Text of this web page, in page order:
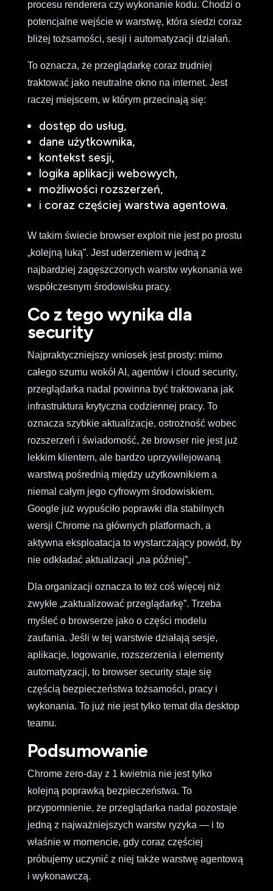
procesu renderera czy wykonanie kodu. Chodzi o
potencjalne wejście w warstwę, która siedzi coraz
bliżej tożsamości, sesji i automatyzacji działań.
To oznacza, że przeglądarkę coraz trudniej
traktować jako neutralne okno na internet. Jest
raczej miejscem, w którym przecinają się:
dostęp do usług,
dane użytkownika,
kontekst sesji,
logika aplikacji webowych,
możliwości rozszerzeń,
i coraz częściej warstwa agentowa.
W takim świecie browser exploit nie jest po prostu
„kolejną luką”. Jest uderzeniem w jedną z
najbardziej zagęszczonych warstw wykonania we
współczesnym środowisku pracy.
Co z tego wynika dla
security
Najpraktyczniejszy wniosek jest prosty: mimo
całego szumu wokół AI, agentów i cloud security,
przeglądarka nadal powinna być traktowana jak
infrastruktura krytyczna codziennej pracy. To
oznacza szybkie aktualizacje, ostrożność wobec
rozszerzeń i świadomość, że browser nie jest już
lekkim klientem, ale bardzo uprzywilejowaną
warstwą pośrednią między użytkownikiem a
niemal całym jego cyfrowym środowiskiem.
Google już wypuściło poprawki dla stabilnych
wersji Chrome na głównych platformach, a
aktywna eksploatacja to wystarczający powód, by
nie odkładać aktualizacji „na później”.
Dla organizacji oznacza to też coś więcej niż
zwykłe „zaktualizować przeglądarkę”. Trzeba
myśleć o browserze jako o części modelu
zaufania. Jeśli w tej warstwie działają sesje,
aplikacje, logowanie, rozszerzenia i elementy
automatyzacji, to browser security staje się
częścią bezpieczeństwa tożsamości, pracy i
wykonania. To już nie jest tylko temat dla desktop
teamu.
Podsumowanie
Chrome zero-day z 1 kwietnia nie jest tylko
kolejną poprawką bezpieczeństwa. To
przypomnienie, że przeglądarka nadal pozostaje
jedną z najważniejszych warstw ryzyka — i to
właśnie w momencie, gdy coraz częściej
próbujemy uczynić z niej także warstwę agentową
i wykonawczą.